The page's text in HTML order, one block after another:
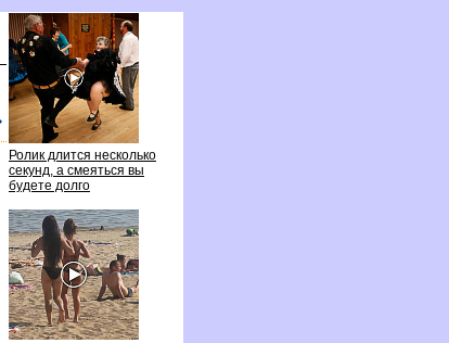
Ролик длится несколько
секунд, а смеяться вы
удете долго